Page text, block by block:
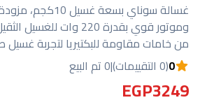
غسالة سوناي بسعة
وموتور قوي بقدرة 220
من خامات مقاومة للبكتيريا لتجربة
0(0 التقييمات) |0 تم البيع
EGP3249